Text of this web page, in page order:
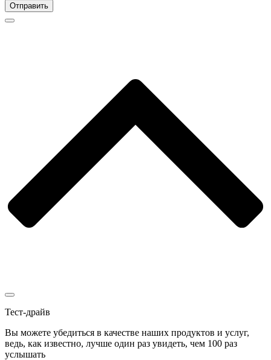
Отправить
Тест-драйв
Вы можете убедиться в качестве наших продуктов и услуг,
ведь, как известно, лучше один раз увидеть, чем 100 раз
услышать